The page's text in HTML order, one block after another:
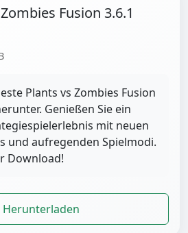
Fusion 3.6.1
Plants vs Zombies Fusion
Genießen Sie ein
mit neuen
und aufregenden Spielmodi.
Download!
Herunterladen